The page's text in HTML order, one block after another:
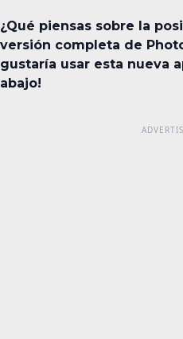
¿Qué piensas sobre la
versión completa de
gustaría usar esta nueva
abajo!